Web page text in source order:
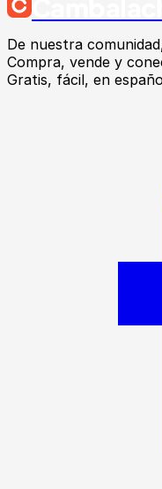
De nuestra
Compra, vende y
Gratis, fácil, en